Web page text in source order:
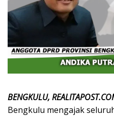
BENGKULU,
Bengkulu mengajak